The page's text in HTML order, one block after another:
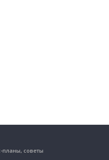
планы, советы